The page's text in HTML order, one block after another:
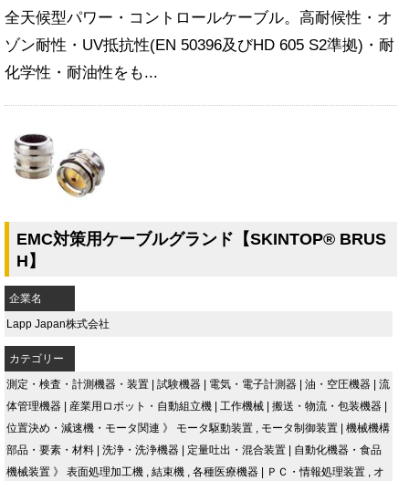
全天候型パワー・コントロールケーブル。高耐候性・オ
ゾン耐性・UV抵抗性(EN 50396及びHD 605 S2準拠)・耐
化学性・耐油性をも...
EMC対策用ケーブルグランド【SKINTOP® BRUS
H】
企業名
Lapp Japan株式会社
カテゴリー
測定・検査・計測機器・装置 | 試験機器 | 電気・電子計測器 | 油・空圧機器 | 流
体管理機器 | 産業用ロボット・自動組立機 | 工作機械 | 搬送・物流・包装機器 |
位置決め・減速機・モータ関連 》 モータ駆動装置 モータ制御装置 | 機械機構
部品・要素・材料 | 洗浄・洗浄機器 | 定量吐出・混合装置 | 自動化機器・食品
機械装置 》 表面処理加工機 結束機 各種医療機器 | ＰＣ・情報処理装置
オ